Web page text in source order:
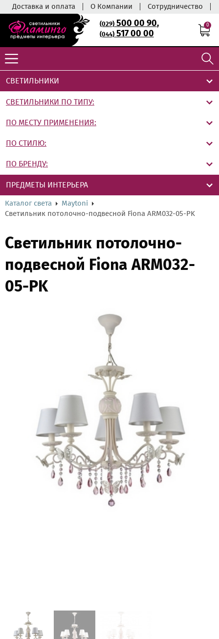
Доставка и оплата О Компании Сотрудничество
(029)500 00 90,
(044)517 00 00
0
СВЕТИЛЬНИКИ
СВЕТИЛЬНИКИ ПО ТИПУ:
ПО МЕСТУ ПРИМЕНЕНИЯ:
ПО СТИЛЮ:
ПО БРЕНДУ:
ПРЕДМЕТЫ ИНТЕРЬЕРА
Каталог света
Maytoni
Светильник потолочно-подвесной Fiona ARM032-05-PK
Светильник потолочно-
подвесной Fiona ARM032-
05-PK